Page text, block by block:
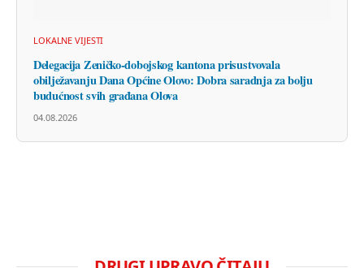
LOKALNE VIJESTI
Delegacija Zeničko-dobojskog kantona prisustvovala
obilježavanju Dana Općine Olovo: Dobra saradnja za bolju
budućnost svih građana Olova
04.08.2026